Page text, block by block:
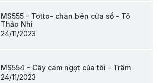
MS555 - Totto- chan bên cửa sổ - Tô
Thảo Nhi
24/11/2023
MS554 - Cây cam ngọt của tôi - Trâm
24/11/2023